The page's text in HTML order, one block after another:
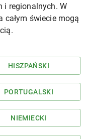
i regionalnych. W
świecie mogą
HISZPAŃSKI
PORTUGALSKI
NIEMIECKI